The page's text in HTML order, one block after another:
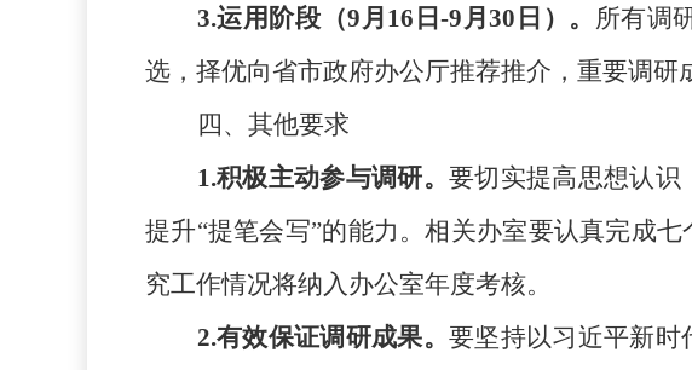
3.运用阶段（9月16日-9月30日）。 所有调
选，择优向省市政府办公厅推荐推介，重要调研
四、其他要求
1.积极主动参与调研。要切实提高思想认识
提升“提笔会写”的能力。相关办室要认真完成
究工作情况将纳入办公室年度考核。
2.有效保证调研成果。要坚持以习近平新时